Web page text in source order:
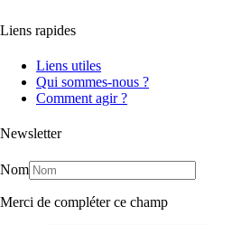
Liens rapides
Liens utiles
Qui sommes-nous ?
Comment agir ?
Newsletter
Nom
Merci de compléter ce champ